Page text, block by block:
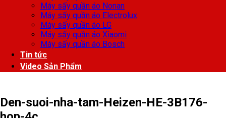
Máy sấy quần áo Nonan
Máy sấy quần áo Electrolux
Máy sấy quần áo LG
Máy sấy quần áo Xiaomi
Máy sấy quần áo Bosch
Tin tức
Video Sản Phẩm
Den-suoi-nha-tam-Heizen-HE-3B176-